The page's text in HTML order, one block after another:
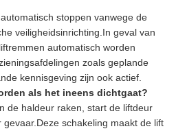
stoppen vanwege de
veiligheidsinrichting.In geval van
automatisch worden
zoals geplande
kennisgeving zijn ook actief.
als het ineens dichtgaat?
de haldeur raken, start de liftdeur
schakeling maakt de lift